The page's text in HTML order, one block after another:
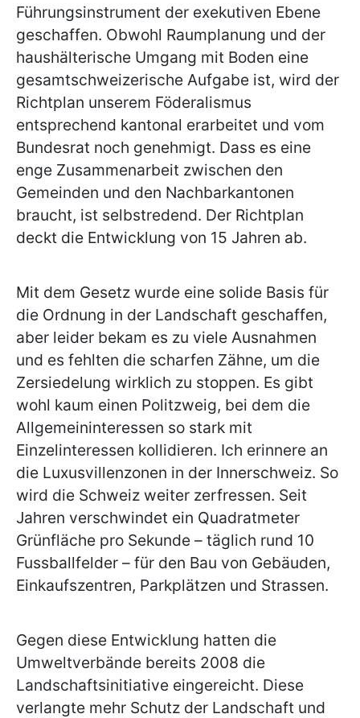
Führungsinstrument der exekutiven Ebene
geschaffen. Obwohl Raumplanung und der
haushälterische Umgang mit Boden eine
gesamtschweizerische Aufgabe ist, wird der
Richtplan unserem Föderalismus
entsprechend kantonal erarbeitet und vom
Bundesrat noch genehmigt. Dass es eine
enge Zusammenarbeit zwischen den
Gemeinden und den Nachbarkantonen
braucht, ist selbstredend. Der Richtplan
deckt die Entwicklung von 15 Jahren ab.
Mit dem Gesetz wurde eine solide Basis für
die Ordnung in der Landschaft geschaffen,
aber leider bekam es zu viele Ausnahmen
und es fehlten die scharfen Zähne, um die
Zersiedelung wirklich zu stoppen. Es gibt
wohl kaum einen Politzweig, bei dem die
Allgemeininteressen so stark mit
Einzelinteressen kollidieren. Ich erinnere an
die Luxusvillenzonen in der Innerschweiz. So
wird die Schweiz weiter zerfressen. Seit
Jahren verschwindet ein Quadratmeter
Grünfläche pro Sekunde – täglich rund 10
Fussballfelder – für den Bau von Gebäuden,
Einkaufszentren, Parkplätzen und Strassen.
Gegen diese Entwicklung hatten die
Umweltverbände bereits 2008 die
Landschaftsinitiative eingereicht. Diese
verlangte mehr Schutz der Landschaft und